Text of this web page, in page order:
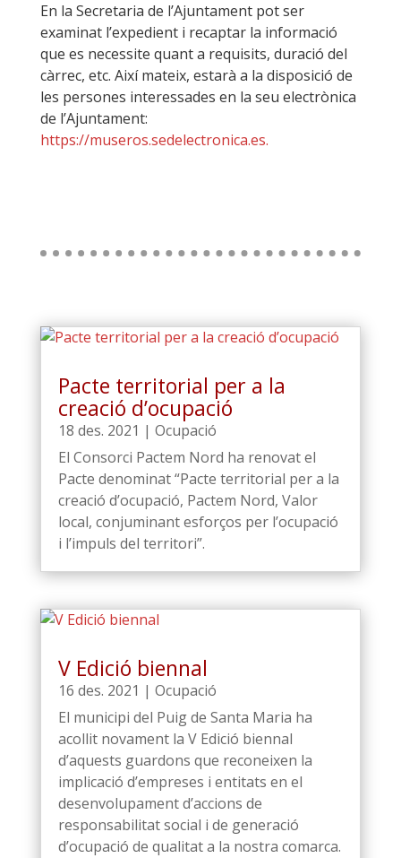
En la Secretaria de l’Ajuntament pot ser
examinat l’expedient i recaptar la informació
que es necessite quant a requisits, duració del
càrrec, etc. Així mateix, estarà a la disposició de
les persones interessades en la seu electrònica
de l’Ajuntament:
https://museros.sedelectronica.es.
Pacte territorial per a la
creació d’ocupació
18 des. 2021 | Ocupació
El Consorci Pactem Nord ha renovat el
Pacte denominat “Pacte territorial per a la
creació d’ocupació, Pactem Nord, Valor
local, conjuminant esforços per l’ocupació
i l’impuls del territori”.
V Edició biennal
16 des. 2021 | Ocupació
El municipi del Puig de Santa Maria ha
acollit novament la V Edició biennal
d’aquests guardons que reconeixen la
implicació d’empreses i entitats en el
desenvolupament d’accions de
responsabilitat social i de generació
d’ocupació de qualitat a la nostra comarca.